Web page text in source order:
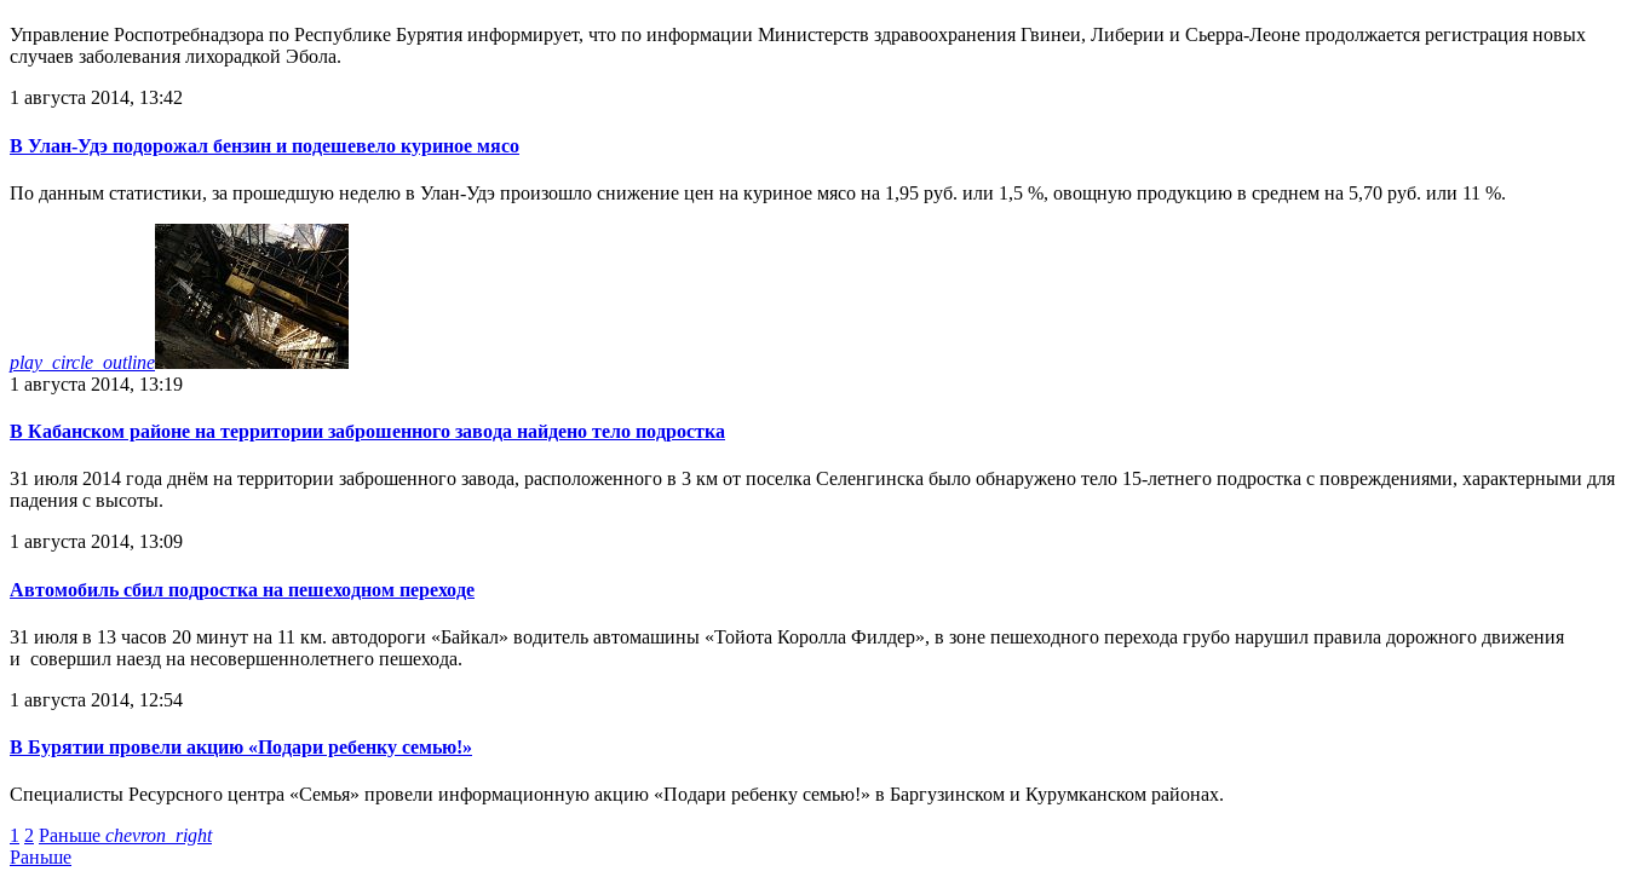
Управление Роспотребнадзора по Республике Бурятия информирует, что по информации Министерств здравоохранения Гвинеи, Либерии и Сьерра-Леоне продолжается регистрация новых
случаев заболевания лихорадкой Эбола.
1 августа 2014, 13:42
В Улан-Удэ подорожал бензин и подешевело куриное мясо
По данным статистики, за прошедшую неделю в Улан-Удэ произошло снижение цен на куриное мясо на 1,95 руб. или 1,5 %, овощную продукцию в среднем на 5,70 руб. или 11 %.
play_circle_outline
1 августа 2014, 13:19
В Кабанском районе на территории заброшенного завода найдено тело подростка
31 июля 2014 года днём на территории заброшенного завода, расположенного в 3 км от поселка Селенгинска было обнаружено тело 15-летнего подростка с повреждениями, характерными для
падения с высоты.
1 августа 2014, 13:09
Автомобиль сбил подростка на пешеходном переходе
31 июля в 13 часов 20 минут на 11 км. автодороги «Байкал» водитель автомашины «Тойота Королла Филдер», в зоне пешеходного перехода грубо нарушил правила дорожного движения
и совершил наезд на несовершеннолетнего пешехода.
1 августа 2014, 12:54
В Бурятии провели акцию «Подари ребенку семью!»
Специалисты Ресурсного центра «Семья» провели информационную акцию «Подари ребенку семью!» в Баргузинском и Курумканском районах.
1 2 Раньше chevron_right
Раньше